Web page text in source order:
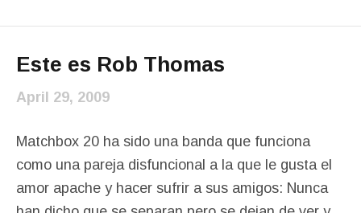
Este es Rob Thomas
April 29, 2009
Matchbox 20 ha sido una banda que funciona
como una pareja disfuncional a la que le gusta el
amor apache y hacer sufrir a sus amigos: Nunca